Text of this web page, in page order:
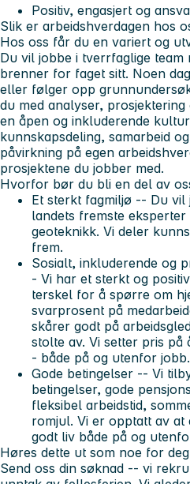
Positiv, engasjert og
Slik er arbeidshverdagen hos
Hos oss får du en variert og
Du vil jobbe i tverrfaglige team
brenner for faget sitt. Noen
eller følger opp
du med analyser,
en åpen og inkluderende
kunnskapsdeling, samarbeid
påvirkning på egen
prosjektene du jobber med.
Hvorfor bør du bli en del av
Et sterkt fagmiljø -- Du vil
landets fremste
geoteknikk. Vi deler
frem.
Sosialt, inkluderende og
- Vi har et sterkt og
terskel for å spørre om
svarprosent på
skårer godt på
stolte av. Vi setter pris på
- både på og utenfor jobb.
Gode betingelser -- Vi
betingelser, gode
fleksibel arbeidstid,
romjul. Vi er opptatt av
godt liv både på og
Høres dette ut som noe for
Send oss din søknad -- vi